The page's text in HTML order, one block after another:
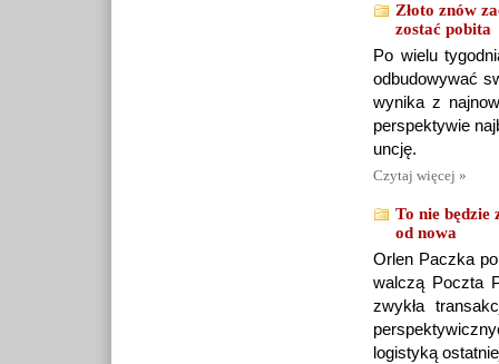
Złoto znów
zostać pobita
Po wielu
odbudowywać
wynika z
perspektywie
uncję.
Czytaj więcej »
To nie będzie
od nowa
Orlen Paczka
walczą Poczta
zwykła
logistyką